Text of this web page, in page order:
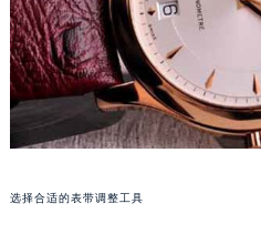
选择合适的表带调整工具